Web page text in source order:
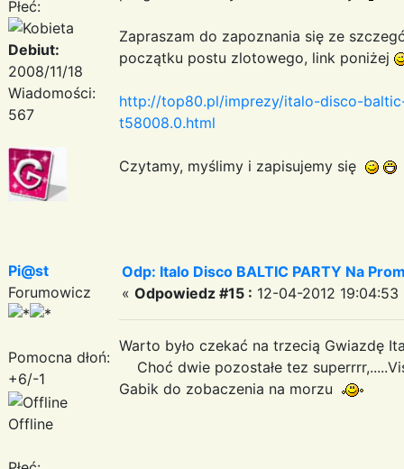
Płeć:
Debiut:
2008/11/18
Wiadomości:
567
Zapraszam do zapoznania się ze
początku postu zlotowego, link poniżej
http://top80.pl/imprezy/italo-disco-
t58008.0.html
Czytamy, myślimy i zapisujemy się
Pi@st
Forumowicz
Pomocna dłoń:
+6/-1
Offline
Odp: Italo Disco BALTIC PARTY Na
« Odpowiedz #15 : 12-04-2012 19:04:53
Warto było czekać na trzecią Gwiazdę
Choć dwie pozostałe tez
Gabik do zobaczenia na morzu